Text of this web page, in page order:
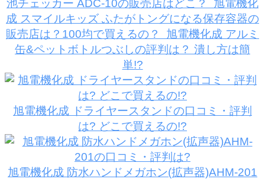
池チェッカー ADC-10の販売店はどこ？
旭電機化
成 スマイルキッズ ふたがトングになる保存容器の
販売店は？100均で買えるの？
旭電機化成 アルミ
缶&ペットボトルつぶしの評判は？ 潰し方は簡
単!?
旭電機化成 ドライヤースタンドの口コミ・評判
は? どこで買えるの!?
旭電機化成 防水ハンドメガホン(拡声器)AHM-201